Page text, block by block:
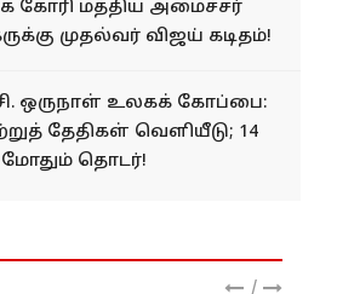
மீனவர்கள் கைது: உடனடி
கோரி மத்திய அமைச்சர்
ஒருநாள் உலகக் கோப்பை:
தேதிகள் வெளியீடு; 14